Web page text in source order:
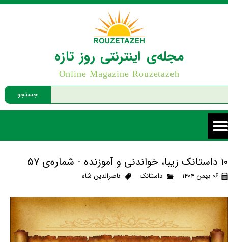
جستجو
مجله‌ی اینترنتی روز تازه
Online Magazine Rouzetazeh
۱۰ داستانک زیبا، خواندنی و آموزنده - شماره‌ی ۵۷
۰۶ بهمن ۱۴۰۴ داستانک ناصرالدین شاه